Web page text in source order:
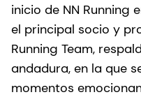
inicio de NN Running
el principal socio y
Running Team,
andadura, en la que
momentos